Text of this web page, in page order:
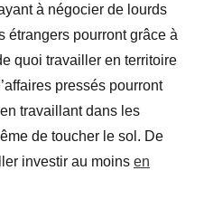
à négocier de lourds
étrangers pourront grâce à
quoi travailler en territoire
pressés pourront
travaillant dans les
de toucher le sol. De
investir au moins en